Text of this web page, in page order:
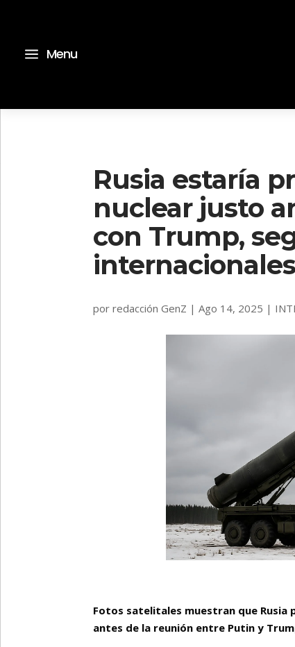
a Menu
Rusia estaría
nuclear justo
con Trump,
internacionales
porredacción GenZ |Ago 14, 2025 |
Fotos satelitales muestran que Rusia
antes de la reunión entre Putin y